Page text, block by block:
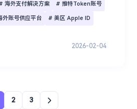
海外支付解决方案 # 推特Token账号
外账号供应平台 # 美区 Apple ID
2026-02-04
2 3